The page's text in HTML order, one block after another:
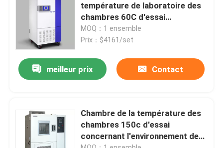
nouvelles
Tous les cas
Un four plus sec de laboratoire
Four de séchage industriel
température de laboratoire des
chambres 60C d'essai
concernant l'environnement de
drogue
MOQ：1 ensemble
Prix：$4161/set
meilleur prix Contact
Chambre de la température des
chambres 150c d'essai
concernant l'environnement de